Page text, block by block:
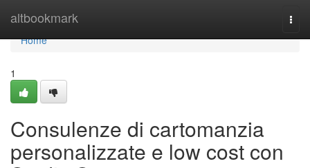
altbookmark
Home
Home
1
Consulenze di cartomanzia
personalizzate e low cost con